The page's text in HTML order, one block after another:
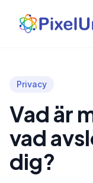
Privacy
Vad är
vad
dig?